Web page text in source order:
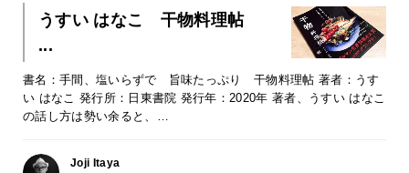
うすい はなこ 干物料理帖
...
書名：手間、塩いらずで 旨味たっぷり 干物料理帖 著者：うす
い はなこ 発行所：日東書院 発行年：2020年 著者、うすい はなこ
の話し方は勢い余ると、…
Joji Itaya